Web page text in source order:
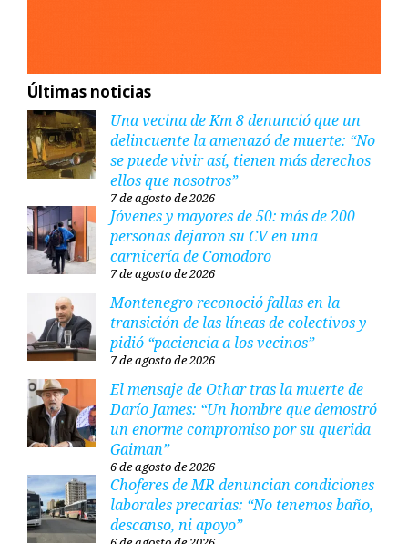
Últimas noticias
Una vecina de Km 8 denunció que un
delincuente la amenazó de muerte: “No
se puede vivir así, tienen más derechos
ellos que nosotros”
7 de agosto de 2026
Jóvenes y mayores de 50: más de 200
personas dejaron su CV en una
carnicería de Comodoro
7 de agosto de 2026
Montenegro reconoció fallas en la
transición de las líneas de colectivos y
pidió “paciencia a los vecinos”
7 de agosto de 2026
El mensaje de Othar tras la muerte de
Darío James: “Un hombre que demostró
un enorme compromiso por su querida
Gaiman”
6 de agosto de 2026
Choferes de MR denuncian condiciones
laborales precarias: “No tenemos baño,
descanso, ni apoyo”